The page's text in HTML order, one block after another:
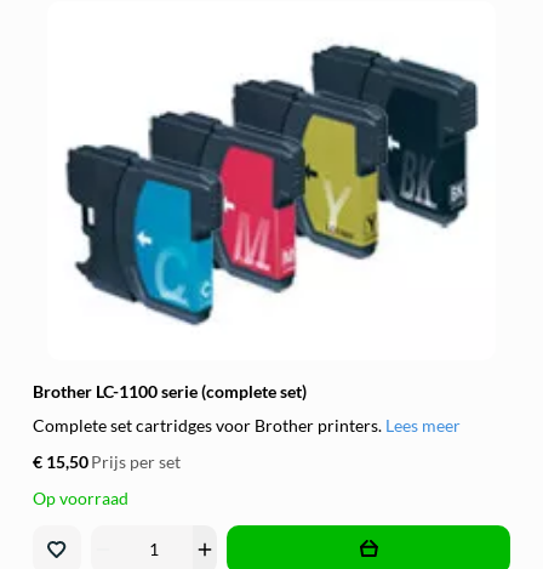
Brother LC-1100 serie (complete set)
Complete set cartridges voor Brother printers. Lees meer
€ 15,50Prijs per set
Op voorraad
add